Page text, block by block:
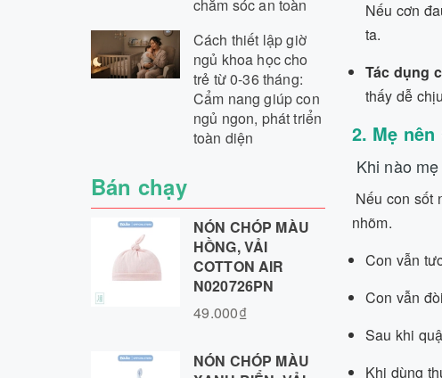
Nếu cơn
ta.
Tác dụng
thấy dễ
2. Mẹ
Khi nào
Nếu con sốt
nhõm.
Con vẫn
Con vẫn
Sau khi
Khi dùng
chăm sóc an toàn
Cách thiết lập giờ
ngủ khoa học cho
trẻ từ 0-36 tháng:
Cẩm nang giúp con
ngủ ngon, phát triển
toàn diện
Bán chạy
NÓN CHÓP MÀU
HỒNG, VẢI
COTTON AIR
N020726PN
49.000₫
NÓN CHÓP MÀU